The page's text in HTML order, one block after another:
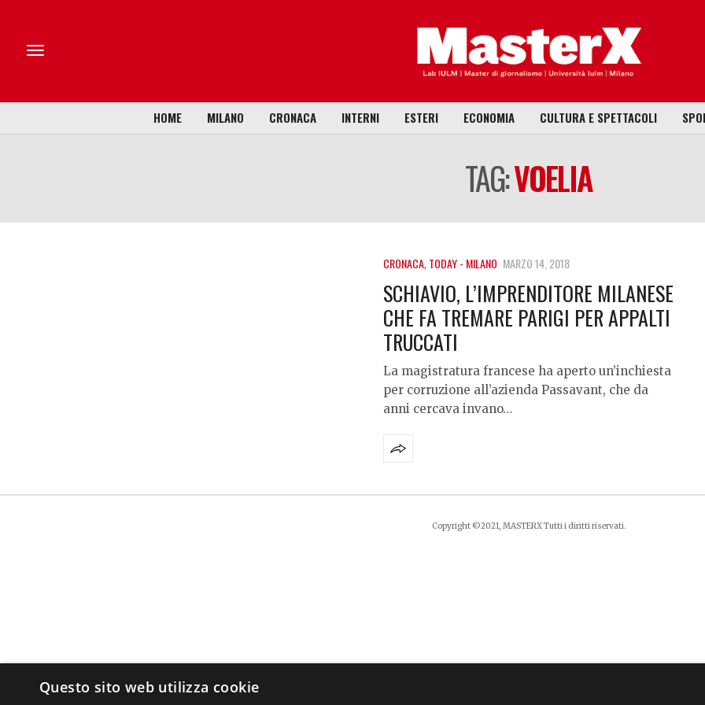
HOME MILANO CRONACA INTERNI ESTERI ECONOMIA CULTURA E SPETTACOLI
TAG:VOELIA
CRONACA,TODAY - MILANO MARZO 14, 2018
SCHIAVIO, L’IMPRENDITORE MILANESE
CHE FA TREMARE PARIGI PER APPALTI
TRUCCATI
La magistratura francese ha aperto un’inchiesta
per corruzione all’azienda Passavant, che da
anni cercava invano…
Copyright ©2021, MASTERX Tutti i diritti riservati.
Questo sito web utilizza cookie